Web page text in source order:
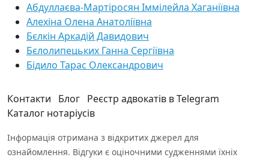
Абдуллаєва-Мартіросян Іммілейла Хаганіївна
Алехіна Олена Анатоліївна
Бєлкін Аркадій Давидович
Бєлолипецьких Ганна Сергіївна
Бідило Тарас Олександрович
Контакти Блог Реєстр адвокатів в Telegram
Каталог нотаріусів
Інформація отримана з відкритих джерел для
ознайомлення. Відгуки є оціночними судженнями їхніх